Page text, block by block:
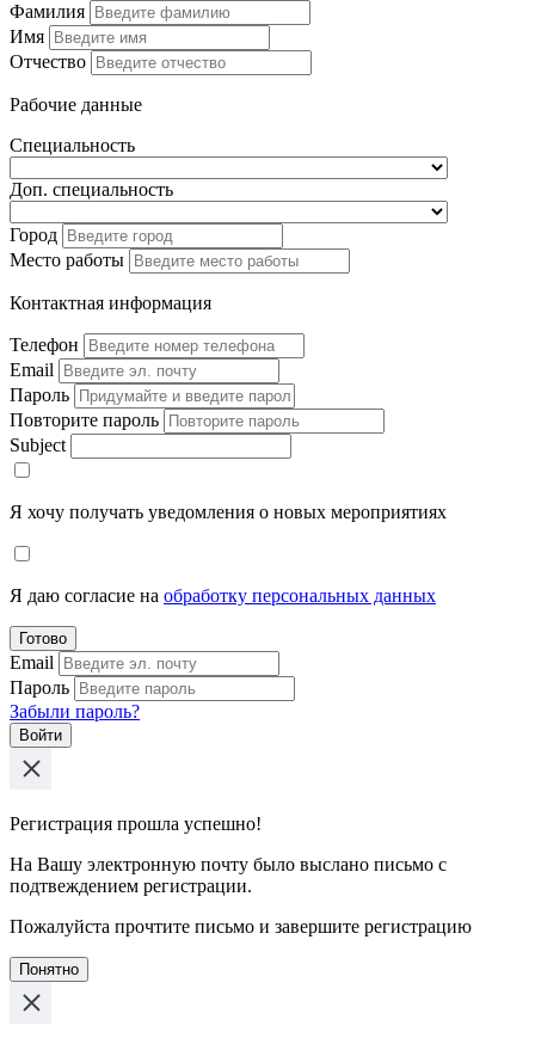
Фамилия
Имя
Отчество
Рабочие данные
Специальность
Доп. специальность
Город
Место работы
Контактная информация
Телефон
Email
Пароль
Повторите пароль
Subject
Я хочу получать уведомления о новых мероприятиях
Я даю согласие на обработку персональных данных
Готово
Email
Пароль
Забыли пароль?
Войти
Регистрация прошла успешно!
На Вашу электронную почту было выслано письмо с
подтвеждением регистрации.
Пожалуйста прочтите письмо и завершите регистрацию
Понятно